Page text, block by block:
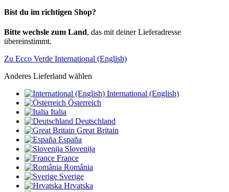
Bist du im richtigen Shop?
Bitte wechsle zum Land, das mit deiner Lieferadresse
übereinstimmt.
Zu Ecco Verde International (English)
Anderes Lieferland wählen
International (English)
Österreich
Italia
Deutschland
Great Britain
España
Slovenija
France
România
Sverige
Hrvatska